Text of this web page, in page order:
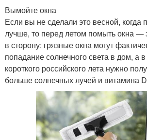
Вымойте окна
Если вы не сделали это весной, когда
лучше, то перед летом помыть окна —
в сторону: грязные окна могут
попадание солнечного света в дом, а
короткого российского лета нужно
больше солнечных лучей и витамина